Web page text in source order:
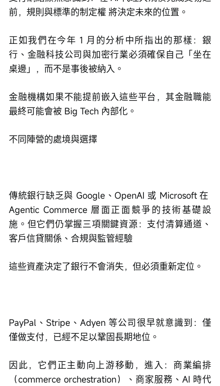
前，規則與標準的制定權 將決定未來的位置。
正如我們在今年 1 月的分析中所指出的那樣：銀
行、金融科技公司與加密行業必須確保自己「坐在
桌邊」，而不是事後被納入。
金融機構如果不能提前嵌入這些平台，其金融職能
最終可能會被 Big Tech 內部化。
不同陣營的處境與選擇
傳統銀行缺乏與 Google、OpenAI 或 Microsoft 在
Agentic Commerce 層面正面競爭的技術基礎設
施。但它們仍掌握三項關鍵資源：支付清算通道、
客戶信貸關係、合規與監管經驗
這些資產決定了銀行不會消失，但必須重新定位。
PayPal、Stripe、Adyen 等公司很早就意識到：僅
僅做支付，已經不足以鞏固長期地位。
因此，它們正主動向上游移動，進入：商業編排
（commerce orchestration）、商家服務、AI 時代